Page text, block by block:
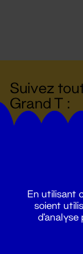
Suivez
Grand T :
En utilisant
soient
d'analyse